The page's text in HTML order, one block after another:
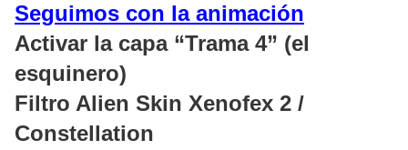
Seguimos con la animación
Activar la capa “Trama 4” (el
esquinero)
Filtro Alien Skin Xenofex 2 /
Constellation